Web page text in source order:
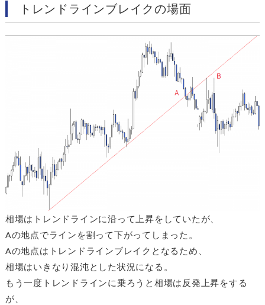
トレンドラインブレイクの場面
相場はトレンドラインに沿って上昇をしていたが、
Aの地点でラインを割って下がってしまった。
Aの地点はトレンドラインブレイクとなるため、
相場はいきなり混沌とした状況になる。
もう一度トレンドラインに乗ろうと相場は反発上昇をする
が、